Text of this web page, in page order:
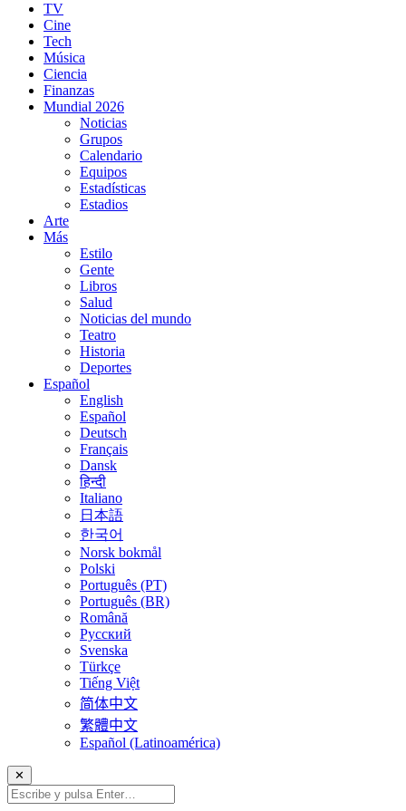
TV
Cine
Tech
Música
Ciencia
Finanzas
Mundial 2026
Noticias
Grupos
Calendario
Equipos
Estadísticas
Estadios
Arte
Más
Estilo
Gente
Libros
Salud
Noticias del mundo
Teatro
Historia
Deportes
Español
English
Español
Deutsch
Français
Dansk
हिन्दी
Italiano
日本語
한국어
Norsk bokmål
Polski
Português (PT)
Português (BR)
Română
Русский
Svenska
Türkçe
Tiếng Việt
简体中文
繁體中文
Español (Latinoamérica)
✕